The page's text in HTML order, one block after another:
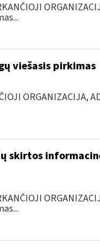
viešasis pirkimas
ORGANIZACIJA,
skirtos